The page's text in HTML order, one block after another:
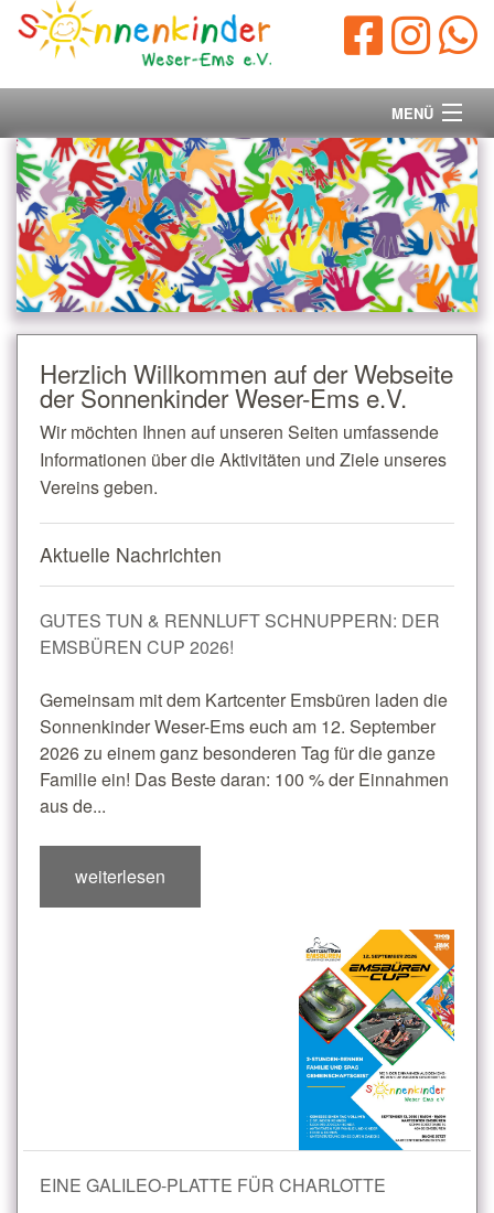
MENÜ
Startseite
Vorstand
Unsere Ziele
Ihre Spende
Aktuelles/Presse
Kontakt
Herzlich Willkommen auf der Webseite
der Sonnenkinder Weser-Ems e.V.
Wir möchten Ihnen auf unseren Seiten umfassende
Informationen über die Aktivitäten und Ziele unseres
Vereins geben.
Aktuelle Nachrichten
GUTES TUN & RENNLUFT SCHNUPPERN: DER
EMSBÜREN CUP 2026!
Gemeinsam mit dem Kartcenter Emsbüren laden die
Sonnenkinder Weser-Ems euch am 12. September
2026 zu einem ganz besonderen Tag für die ganze
Familie ein! Das Beste daran: 100 % der Einnahmen
aus de...
weiterlesen
EINE GALILEO-PLATTE FÜR CHARLOTTE